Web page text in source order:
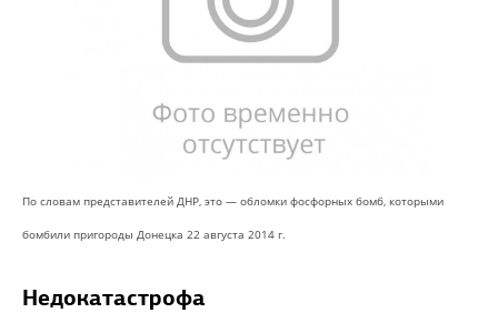
По словам представителей ДНР, это — обломки фосфорных бомб, которыми
бомбили пригороды Донецка 22 августа 2014 г.
Недокатастрофа